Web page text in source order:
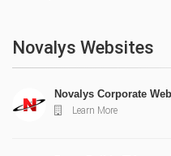
Novalys Websites
Novalys Corporate
Learn More